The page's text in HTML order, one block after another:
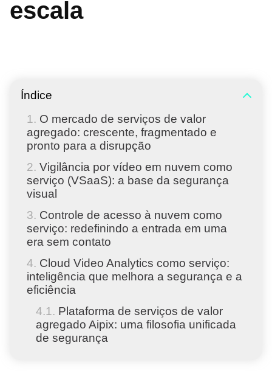
escala
Índice
O mercado de serviços de valor
agregado: crescente, fragmentado e
pronto para a disrupção
Vigilância por vídeo em nuvem como
serviço (VSaaS): a base da segurança
visual
Controle de acesso à nuvem como
serviço: redefinindo a entrada em uma
era sem contato
Cloud Video Analytics como serviço:
inteligência que melhora a segurança e a
eficiência
Plataforma de serviços de valor
agregado Aipix: uma filosofia unificada
de segurança